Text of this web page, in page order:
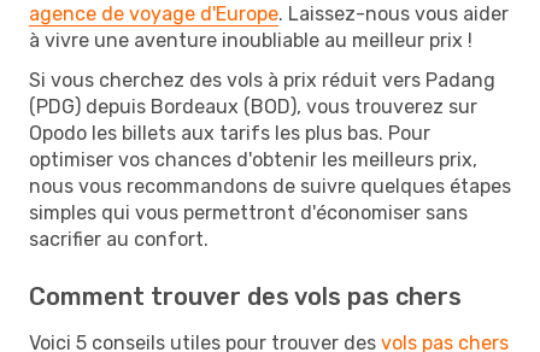
agence de voyage d'Europe. Laissez-nous vous aider
à vivre une aventure inoubliable au meilleur prix !
Si vous cherchez des vols à prix réduit vers Padang
(PDG) depuis Bordeaux (BOD), vous trouverez sur
Opodo les billets aux tarifs les plus bas. Pour
optimiser vos chances d'obtenir les meilleurs prix,
nous vous recommandons de suivre quelques étapes
simples qui vous permettront d'économiser sans
sacrifier au confort.
Comment trouver des vols pas chers
Voici 5 conseils utiles pour trouver des vols pas chers